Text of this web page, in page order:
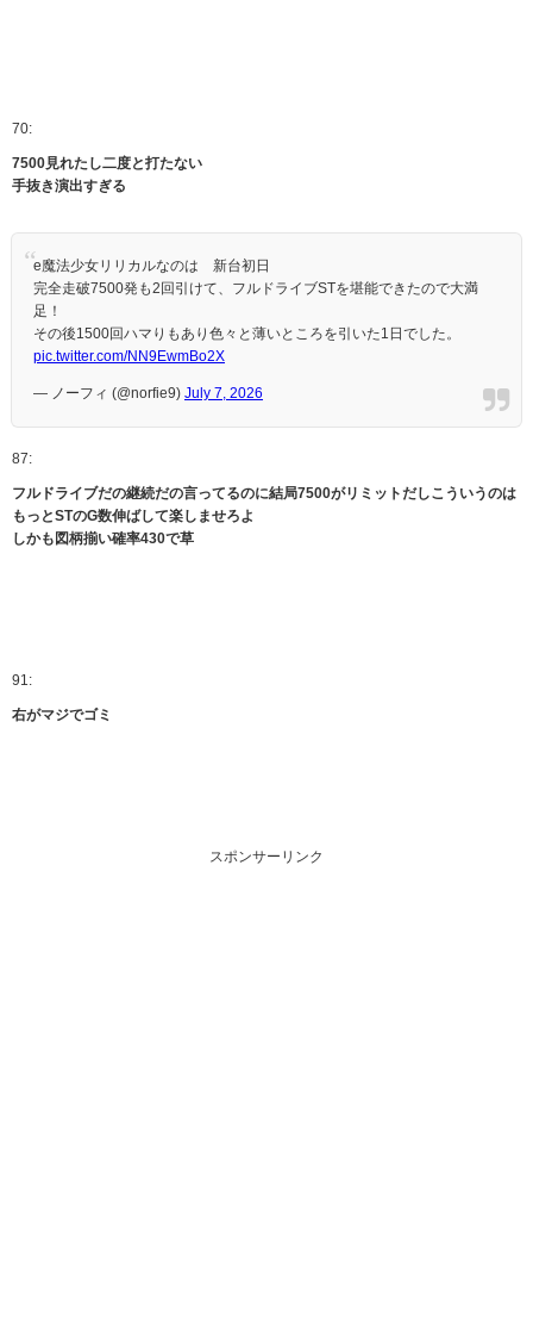
70:
7500見れたし二度と打たない
手抜き演出すぎる
e魔法少女リリカルなのは 新台初日
完全走破7500発も2回引けて、フルドライブSTを堪能できたので大満
足！
その後1500回ハマりもあり色々と薄いところを引いた1日でした。
pic.twitter.com/NN9EwmBo2X
— ノーフィ (@norfie9) July 7, 2026
87:
フルドライブだの継続だの言ってるのに結局7500がリミットだしこういうのは
もっとSTのG数伸ばして楽しませろよ
しかも図柄揃い確率430で草
91:
右がマジでゴミ
スポンサーリンク